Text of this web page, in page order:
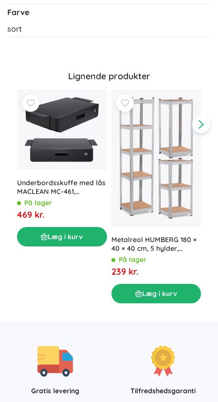
Farve
sort
Lignende produkter
Underbordsskuffe med lås
MACLEAN MC-461,
organizer, 5 kg, sort
På lager
469 kr.
Læg i kurv
Metalreol HUMBERG 180 ×
40 × 40 cm, 5 hylder,
bæreevne 500 kg
På lager
239 kr.
Læg i kurv
Gratis levering
Tilfredshedsgaranti